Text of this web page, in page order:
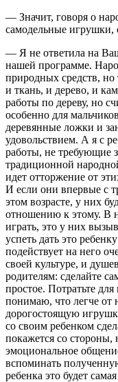
— Значит, говоря о
самодельные игрушки,
— Я не ответила на
нашей программе.
природных средств, но
и ткань, и дерево, и
работы по дереву, но
особенно для
деревянные ложки и
удовольствием. А я с
работы, не требующие
традиционной
идет отторжение от
И если они впервые с
этом возрасте, у них
отношению к этому. В
играть, это у них
успеть дать это
подействует на него
своей культуре, и
родителям: сделайте
простое. Потратьте
понимаю, что легче от
дорогостоящую
со своим ребенком
покажется со
эмоциональное
вспоминать
ребенка это будет